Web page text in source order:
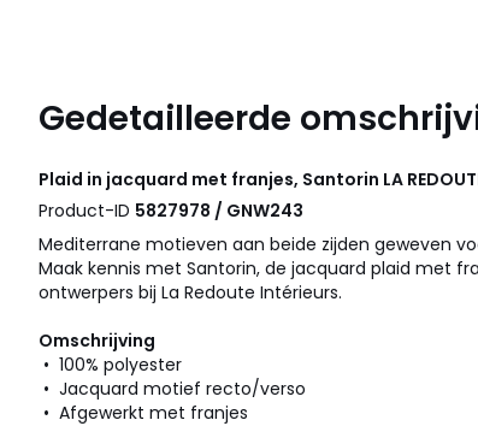
Gedetailleerde
Plaid in jacquard met franjes, Santorin LA
Product-ID 5827978 / GNW243
Mediterrane motieven aan beide zijden geweven
Maak kennis met Santorin, de jacquard plaid met
ontwerpers bij La Redoute Intérieurs.
Omschrijving
• 100% polyester
• Jacquard motief recto/verso
• Afgewerkt met franjes